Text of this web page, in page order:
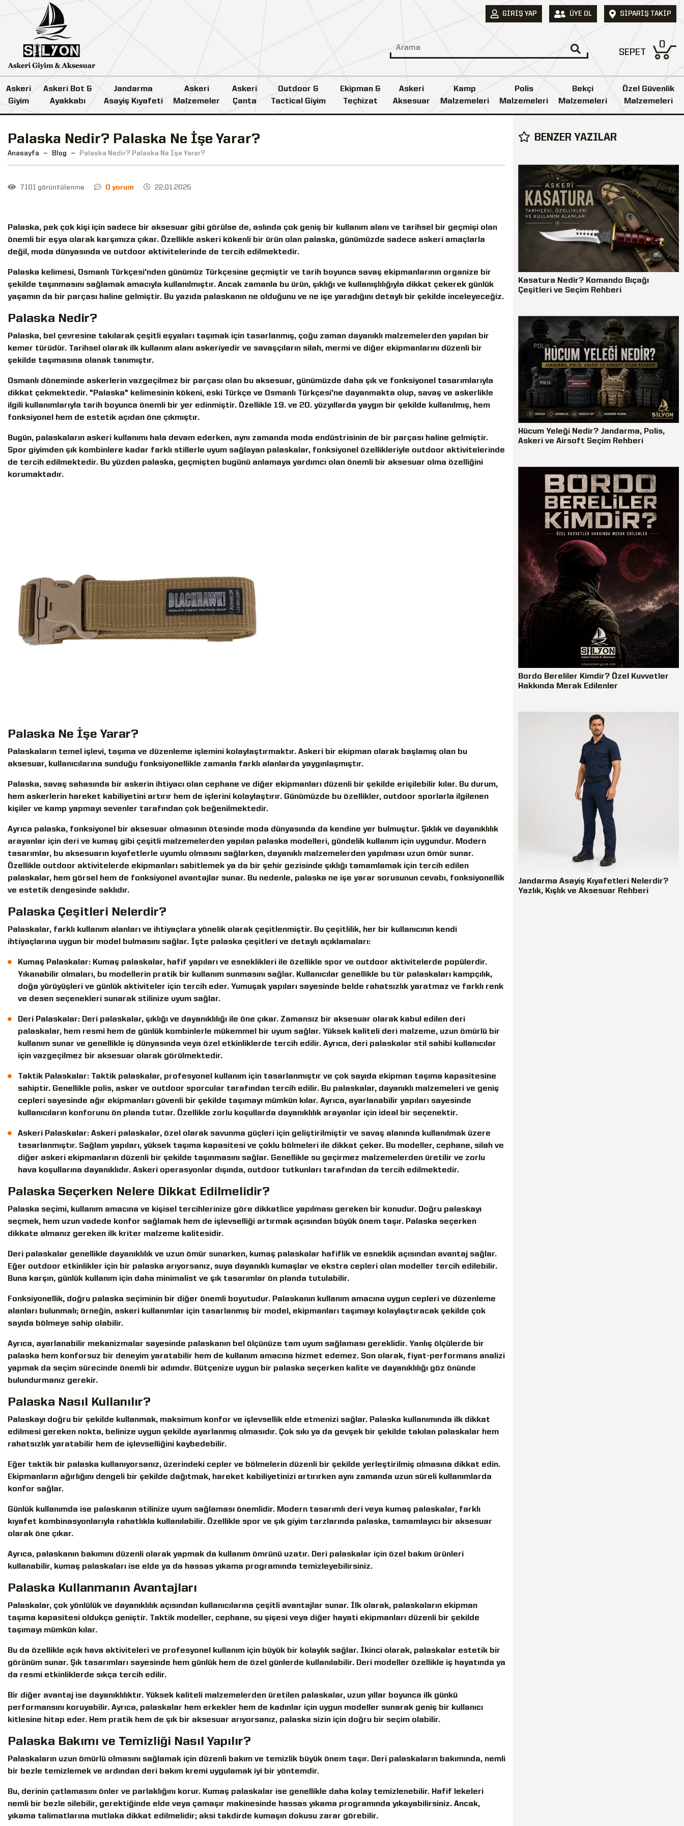
GIRIŞ YAP ÜYE OL SIPARIŞ TAKIP
SEPET
0
Askeri
Giyim
Askeri Bot &
Ayakkabı
Jandarma
Asayiş Kıyafeti
Askeri
Malzemeler
Askeri
Çanta
Outdoor &
Tactical Giyim
Ekipman &
Teçhizat
Askeri
Aksesuar
Kamp
Malzemeleri
Polis
Malzemeleri
Bekçi
Malzemeleri
Özel Güvenlik
Malzemeleri
Palaska Nedir? Palaska Ne İşe Yarar?
Anasayfa Blog Palaska Nedir? Palaska Ne İşe Yarar?
7101 görüntülenme 0 yorum 22.01.2025
Palaska, pek çok kişi için sadece bir aksesuar gibi görülse de, aslında çok geniş bir kullanım alanı ve tarihsel bir geçmişi olan
önemli bir eşya olarak karşımıza çıkar. Özellikle askeri kökenli bir ürün olan palaska, günümüzde sadece askeri amaçlarla
değil, moda dünyasında ve outdoor aktivitelerinde de tercih edilmektedir.
Palaska kelimesi, Osmanlı Türkçesi'nden günümüz Türkçesine geçmiştir ve tarih boyunca savaş ekipmanlarının organize bir
şekilde taşınmasını sağlamak amacıyla kullanılmıştır. Ancak zamanla bu ürün, şıklığı ve kullanışlılığıyla dikkat çekerek günlük
yaşamın da bir parçası haline gelmiştir. Bu yazıda palaskanın ne olduğunu ve ne işe yaradığını detaylı bir şekilde inceleyeceğiz.
Palaska Nedir?
Palaska, bel çevresine takılarak çeşitli eşyaları taşımak için tasarlanmış, çoğu zaman dayanıklı malzemelerden yapılan bir
kemer türüdür. Tarihsel olarak ilk kullanım alanı askeriyedir ve savaşçıların silah, mermi ve diğer ekipmanlarını düzenli bir
şekilde taşımasına olanak tanımıştır.
Osmanlı döneminde askerlerin vazgeçilmez bir parçası olan bu aksesuar, günümüzde daha şık ve fonksiyonel tasarımlarıyla
dikkat çekmektedir. "Palaska" kelimesinin kökeni, eski Türkçe ve Osmanlı Türkçesi'ne dayanmakta olup, savaş ve askerlikle
ilgili kullanımlarıyla tarih boyunca önemli bir yer edinmiştir. Özellikle 19. ve 20. yüzyıllarda yaygın bir şekilde kullanılmış, hem
fonksiyonel hem de estetik açıdan öne çıkmıştır.
Bugün, palaskaların askeri kullanımı hala devam ederken, aynı zamanda moda endüstrisinin de bir parçası haline gelmiştir.
Spor giyimden şık kombinlere kadar farklı stillerle uyum sağlayan palaskalar, fonksiyonel özellikleriyle outdoor aktivitelerinde
de tercih edilmektedir. Bu yüzden palaska, geçmişten bugünü anlamaya yardımcı olan önemli bir aksesuar olma özelliğini
korumaktadır.
Palaska Ne İşe Yarar?
Palaskaların temel işlevi, taşıma ve düzenleme işlemini kolaylaştırmaktır. Askeri bir ekipman olarak başlamış olan bu
aksesuar, kullanıcılarına sunduğu fonksiyonellikle zamanla farklı alanlarda yaygınlaşmıştır.
Palaska, savaş sahasında bir askerin ihtiyacı olan cephane ve diğer ekipmanları düzenli bir şekilde erişilebilir kılar. Bu durum,
hem askerlerin hareket kabiliyetini artırır hem de işlerini kolaylaştırır. Günümüzde bu özellikler, outdoor sporlarla ilgilenen
kişiler ve kamp yapmayı sevenler tarafından çok beğenilmektedir.
Ayrıca palaska, fonksiyonel bir aksesuar olmasının ötesinde moda dünyasında da kendine yer bulmuştur. Şıklık ve dayanıklılık
arayanlar için deri ve kumaş gibi çeşitli malzemelerden yapılan palaska modelleri, gündelik kullanım için uygundur. Modern
tasarımlar, bu aksesuarın kıyafetlerle uyumlu olmasını sağlarken, dayanıklı malzemelerden yapılması uzun ömür sunar.
Özellikle outdoor aktivitelerde ekipmanları sabitlemek ya da bir şehir gezisinde şıklığı tamamlamak için tercih edilen
palaskalar, hem görsel hem de fonksiyonel avantajlar sunar. Bu nedenle, palaska ne işe yarar sorusunun cevabı, fonksiyonellik
ve estetik dengesinde saklıdır.
Palaska Çeşitleri Nelerdir?
Palaskalar, farklı kullanım alanları ve ihtiyaçlara yönelik olarak çeşitlenmiştir. Bu çeşitlilik, her bir kullanıcının kendi
ihtiyaçlarına uygun bir model bulmasını sağlar. İşte palaska çeşitleri ve detaylı açıklamaları:
Kumaş Palaskalar: Kumaş palaskalar, hafif yapıları ve esneklikleri ile özellikle spor ve outdoor aktivitelerde popülerdir.
Yıkanabilir olmaları, bu modellerin pratik bir kullanım sunmasını sağlar. Kullanıcılar genellikle bu tür palaskaları kampçılık,
doğa yürüyüşleri ve günlük aktiviteler için tercih eder. Yumuşak yapıları sayesinde belde rahatsızlık yaratmaz ve farklı renk
ve desen seçenekleri sunarak stilinize uyum sağlar.
Deri Palaskalar: Deri palaskalar, şıklığı ve dayanıklılığı ile öne çıkar. Zamansız bir aksesuar olarak kabul edilen deri
palaskalar, hem resmi hem de günlük kombinlerle mükemmel bir uyum sağlar. Yüksek kaliteli deri malzeme, uzun ömürlü bir
kullanım sunar ve genellikle iş dünyasında veya özel etkinliklerde tercih edilir. Ayrıca, deri palaskalar stil sahibi kullanıcılar
için vazgeçilmez bir aksesuar olarak görülmektedir.
Taktik Palaskalar: Taktik palaskalar, profesyonel kullanım için tasarlanmıştır ve çok sayıda ekipman taşıma kapasitesine
sahiptir. Genellikle polis, asker ve outdoor sporcular tarafından tercih edilir. Bu palaskalar, dayanıklı malzemeleri ve geniş
cepleri sayesinde ağır ekipmanları güvenli bir şekilde taşımayı mümkün kılar. Ayrıca, ayarlanabilir yapıları sayesinde
kullanıcıların konforunu ön planda tutar. Özellikle zorlu koşullarda dayanıklılık arayanlar için ideal bir seçenektir.
Askeri Palaskalar: Askeri palaskalar, özel olarak savunma güçleri için geliştirilmiştir ve savaş alanında kullanılmak üzere
tasarlanmıştır. Sağlam yapıları, yüksek taşıma kapasitesi ve çoklu bölmeleri ile dikkat çeker. Bu modeller, cephane, silah ve
diğer askeri ekipmanların düzenli bir şekilde taşınmasını sağlar. Genellikle su geçirmez malzemelerden üretilir ve zorlu
hava koşullarına dayanıklıdır. Askeri operasyonlar dışında, outdoor tutkunları tarafından da tercih edilmektedir.
Palaska Seçerken Nelere Dikkat Edilmelidir?
Palaska seçimi, kullanım amacına ve kişisel tercihlerinize göre dikkatlice yapılması gereken bir konudur. Doğru palaskayı
seçmek, hem uzun vadede konfor sağlamak hem de işlevselliği artırmak açısından büyük önem taşır. Palaska seçerken
dikkate almanız gereken ilk kriter malzeme kalitesidir.
Deri palaskalar genellikle dayanıklılık ve uzun ömür sunarken, kumaş palaskalar hafiflik ve esneklik açısından avantaj sağlar.
Eğer outdoor etkinlikler için bir palaska arıyorsanız, suya dayanıklı kumaşlar ve ekstra cepleri olan modeller tercih edilebilir.
Buna karşın, günlük kullanım için daha minimalist ve şık tasarımlar ön planda tutulabilir.
Fonksiyonellik, doğru palaska seçiminin bir diğer önemli boyutudur. Palaskanın kullanım amacına uygun cepleri ve düzenleme
alanları bulunmalı; örneğin, askeri kullanımlar için tasarlanmış bir model, ekipmanları taşımayı kolaylaştıracak şekilde çok
sayıda bölmeye sahip olabilir.
Ayrıca, ayarlanabilir mekanizmalar sayesinde palaskanın bel ölçünüze tam uyum sağlaması gereklidir. Yanlış ölçülerde bir
palaska hem konforsuz bir deneyim yaratabilir hem de kullanım amacına hizmet edemez. Son olarak, fiyat-performans analizi
yapmak da seçim sürecinde önemli bir adımdır. Bütçenize uygun bir palaska seçerken kalite ve dayanıklılığı göz önünde
bulundurmanız gerekir.
Palaska Nasıl Kullanılır?
Palaskayı doğru bir şekilde kullanmak, maksimum konfor ve işlevsellik elde etmenizi sağlar. Palaska kullanımında ilk dikkat
edilmesi gereken nokta, belinize uygun şekilde ayarlanmış olmasıdır. Çok sıkı ya da gevşek bir şekilde takılan palaskalar hem
rahatsızlık yaratabilir hem de işlevselliğini kaybedebilir.
Eğer taktik bir palaska kullanıyorsanız, üzerindeki cepler ve bölmelerin düzenli bir şekilde yerleştirilmiş olmasına dikkat edin.
Ekipmanların ağırlığını dengeli bir şekilde dağıtmak, hareket kabiliyetinizi artırırken aynı zamanda uzun süreli kullanımlarda
konfor sağlar.
Günlük kullanımda ise palaskanın stilinize uyum sağlaması önemlidir. Modern tasarımlı deri veya kumaş palaskalar, farklı
kıyafet kombinasyonlarıyla rahatlıkla kullanılabilir. Özellikle spor ve şık giyim tarzlarında palaska, tamamlayıcı bir aksesuar
olarak öne çıkar.
Ayrıca, palaskanın bakımını düzenli olarak yapmak da kullanım ömrünü uzatır. Deri palaskalar için özel bakım ürünleri
kullanabilir, kumaş palaskaları ise elde ya da hassas yıkama programında temizleyebilirsiniz.
Palaska Kullanmanın Avantajları
Palaskalar, çok yönlülük ve dayanıklılık açısından kullanıcılarına çeşitli avantajlar sunar. İlk olarak, palaskaların ekipman
taşıma kapasitesi oldukça geniştir. Taktik modeller, cephane, su şişesi veya diğer hayati ekipmanları düzenli bir şekilde
taşımayı mümkün kılar.
Bu da özellikle açık hava aktiviteleri ve profesyonel kullanım için büyük bir kolaylık sağlar. İkinci olarak, palaskalar estetik bir
görünüm sunar. Şık tasarımları sayesinde hem günlük hem de özel günlerde kullanılabilir. Deri modeller özellikle iş hayatında ya
da resmi etkinliklerde sıkça tercih edilir.
Bir diğer avantaj ise dayanıklılıktır. Yüksek kaliteli malzemelerden üretilen palaskalar, uzun yıllar boyunca ilk günkü
performansını koruyabilir. Ayrıca, palaskalar hem erkekler hem de kadınlar için uygun modeller sunarak geniş bir kullanıcı
kitlesine hitap eder. Hem pratik hem de şık bir aksesuar arıyorsanız, palaska sizin için doğru bir seçim olabilir.
Palaska Bakımı ve Temizliği Nasıl Yapılır?
Palaskaların uzun ömürlü olmasını sağlamak için düzenli bakım ve temizlik büyük önem taşır. Deri palaskaların bakımında, nemli
bir bezle temizlemek ve ardından deri bakım kremi uygulamak iyi bir yöntemdir.
Bu, derinin çatlamasını önler ve parlaklığını korur. Kumaş palaskalar ise genellikle daha kolay temizlenebilir. Hafif lekeleri
nemli bir bezle silebilir, gerektiğinde elde veya çamaşır makinesinde hassas yıkama programında yıkayabilirsiniz. Ancak,
yıkama talimatlarına mutlaka dikkat edilmelidir; aksi takdirde kumaşın dokusu zarar görebilir.
BENZER YAZILAR
Kasatura Nedir? Komando Bıçağı
Çeşitleri ve Seçim Rehberi
Hücum Yeleği Nedir? Jandarma, Polis,
Askeri ve Airsoft Seçim Rehberi
Bordo Bereliler Kimdir? Özel Kuvvetler
Hakkında Merak Edilenler
Jandarma Asayiş Kıyafetleri Nelerdir?
Yazlık, Kışlık ve Aksesuar Rehberi